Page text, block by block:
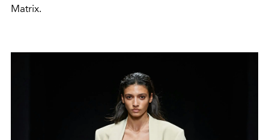
Matrix.